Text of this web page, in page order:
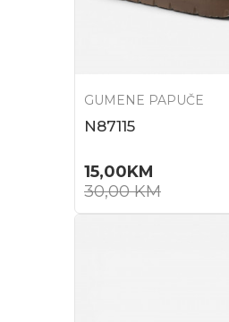
GUMENE PAPUČE
N87115
15,00KM
30,00KM